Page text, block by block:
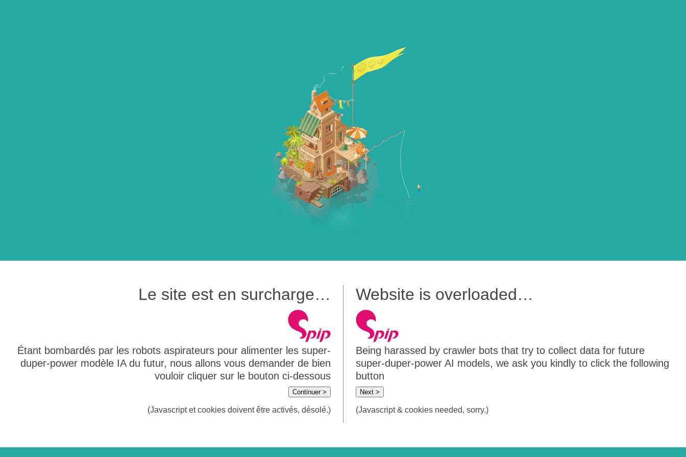
Le site est en surcharge…
Étant bombardés par les robots aspirateurs pour alimenter les super-
duper-power modèle IA du futur, nous allons vous demander de bien
vouloir cliquer sur le bouton ci-dessous
Continuer >
(Javascript et cookies doivent être activés, désolé.)
Website is overloaded…
Being harassed by crawler bots that try to collect data for future
super-duper-power AI models, we ask you kindly to click the following
button
Next >
(Javascript & cookies needed, sorry.)